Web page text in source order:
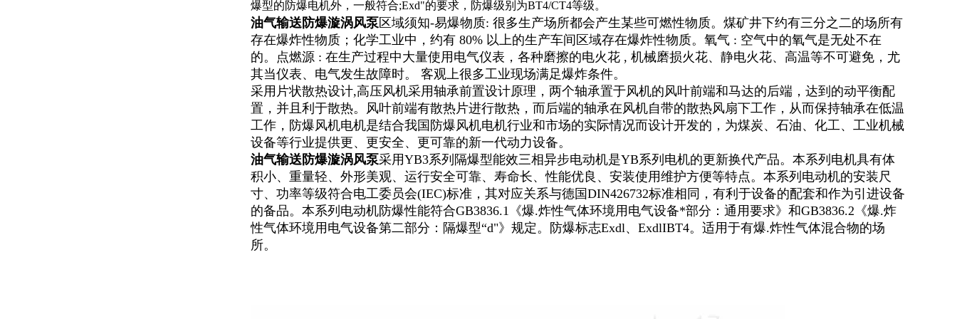
爆型的防爆电机外，一般符合;Exd"的要求，防爆级别为BT4/CT4等级。
油气输送防爆漩涡风泵区域须知-易爆物质: 很多生产场所都会产生某些可燃性物质。煤矿井下约有三分之二的场所有
存在爆炸性物质；化学工业中，约有 80% 以上的生产车间区域存在爆炸性物质。氧气 : 空气中的氧气是无处不在
的。点燃源 : 在生产过程中大量使用电气仪表，各种磨擦的电火花 , 机械磨损火花、静电火花、高温等不可避免，尤
其当仪表、电气发生故障时。 客观上很多工业现场满足爆炸条件。
采用片状散热设计,高压风机采用轴承前置设计原理，两个轴承置于风机的风叶前端和马达的后端，达到的动平衡配
置，并且利于散热。风叶前端有散热片进行散热，而后端的轴承在风机自带的散热风扇下工作，从而保持轴承在低温
工作，防爆风机电机是结合我国防爆风机电机行业和市场的实际情况而设计开发的，为煤炭、石油、化工、工业机械
设备等行业提供更、更安全、更可靠的新一代动力设备。
油气输送防爆漩涡风泵采用YB3系列隔爆型能效三相异步电动机是YB系列电机的更新换代产品。本系列电机具有体
积小、重量轻、外形美观、运行安全可靠、寿命长、性能优良、安装使用维护方便等特点。本系列电动机的安装尺
寸、功率等级符合电工委员会(IEC)标准，其对应关系与德国DIN426732标准相同，有利于设备的配套和作为引进设备
的备品。本系列电动机防爆性能符合GB3836.1《爆.炸性气体环境用电气设备*部分：通用要求》和GB3836.2《爆.炸
性气体环境用电气设备第二部分：隔爆型“d"》规定。防爆标志Exdl、ExdlIBT4。适用于有爆.炸性气体混合物的场
所。